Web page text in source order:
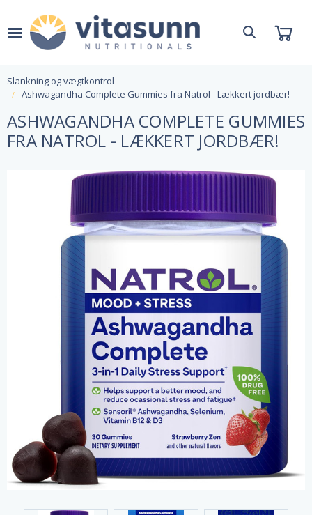
Slankning og vægtkontrol
Ashwagandha Complete Gummies fra Natrol - Lækkert jordbær!
ASHWAGANDHA COMPLETE GUMMIES
FRA NATROL - LÆKKERT JORDBÆR!